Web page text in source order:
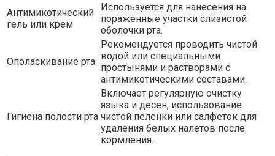
Антимикотический
гель или крем
Используется для нанесения на
пораженные участки слизистой
оболочки рта.
Ополаскивание рта
Рекомендуется проводить чистой
водой или специальными
простынями и растворами с
антимикотическими составами.
Гигиена полости рта
Включает регулярную очистку
языка и десен, использование
чистой пеленки или салфеток для
удаления белых налетов после
кормления.